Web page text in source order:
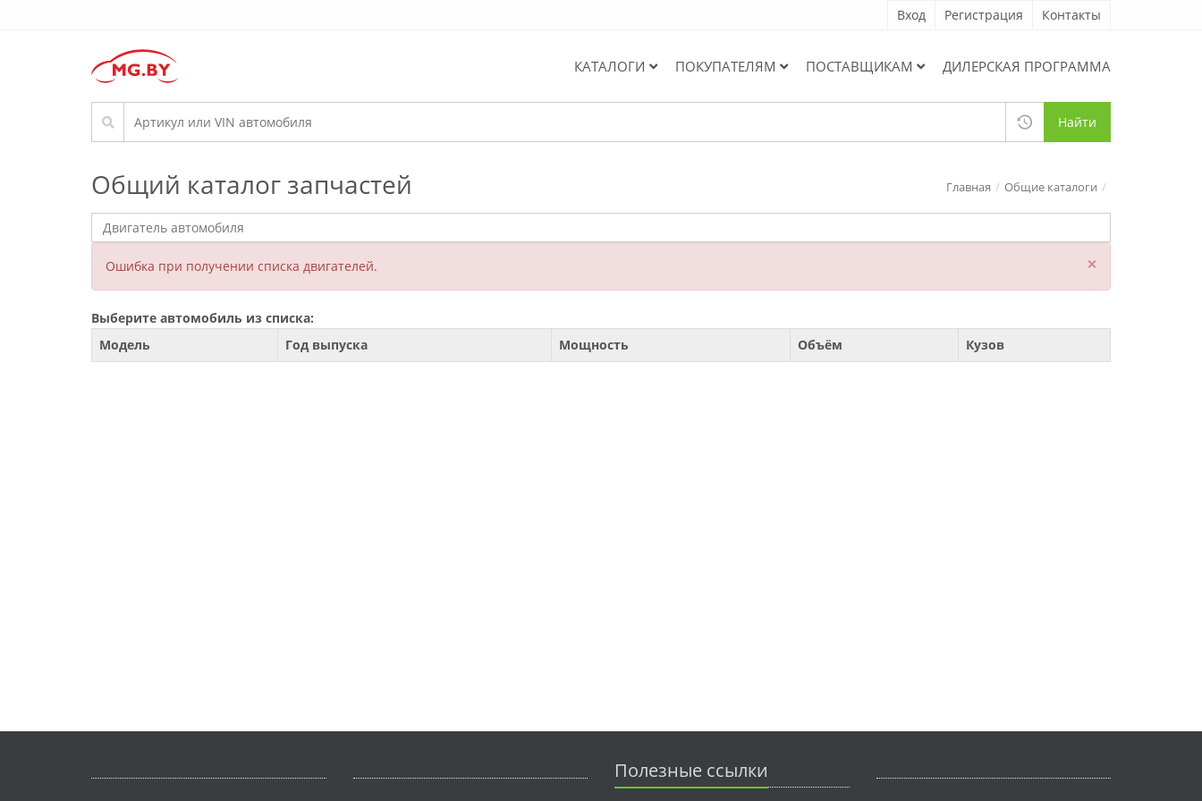
Вход Регистрация Контакты
КАТАЛОГИ ПОКУПАТЕЛЯМ ПОСТАВЩИКАМ ДИЛЕРСКАЯ ПРОГРАММА
Найти
Общий каталог запчастей Главная Общие каталоги
Ошибка при получении списка двигателей. ×
Выберите автомобиль из списка:
Модель
Год выпуска Мощность Объём Кузов
Полезные ссылки